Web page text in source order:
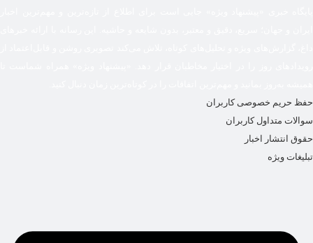
حفظ حریم خصوصی کاربران
سوالات متداول کاربران
حقوق انتشار اخبار
تبلیغات ویژه